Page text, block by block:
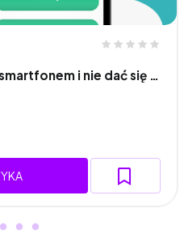
i nie dać się …